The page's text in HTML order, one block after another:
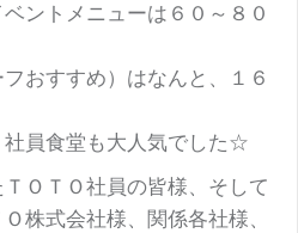
ントメニューは６０～８０
おすすめ）はなんと、１６
社員食堂も大人気でした☆
ＯＴＯ社員の皆様、そして
株式会社様、関係各社様、